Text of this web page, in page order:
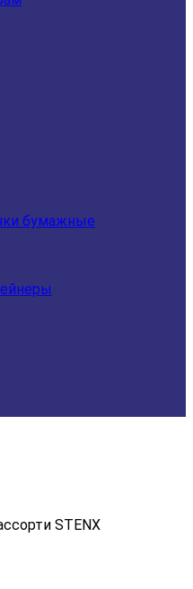
бумажные
STENX